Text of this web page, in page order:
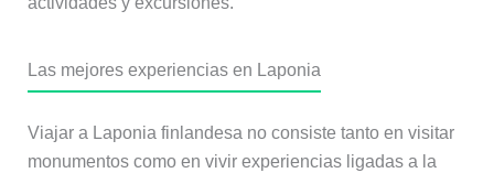
Las mejores experiencias en Laponia
Viajar a Laponia finlandesa no consiste tanto en visitar
monumentos como en vivir experiencias ligadas a la